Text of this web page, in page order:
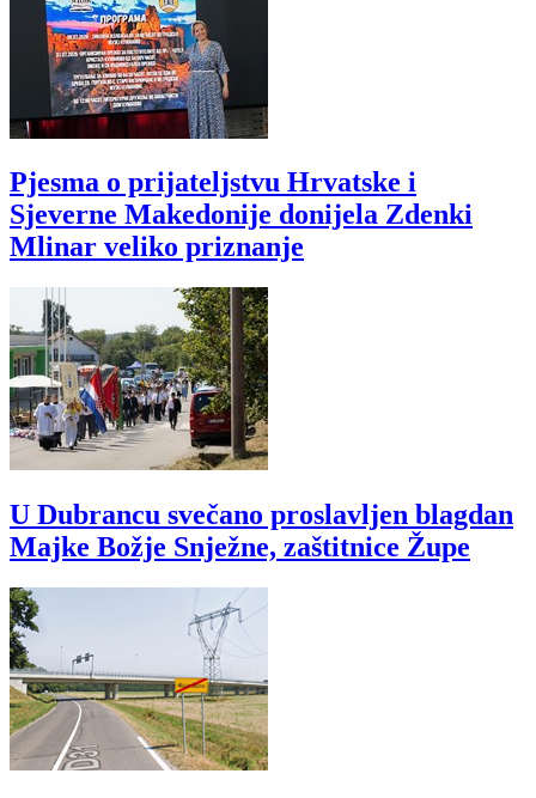
Pjesma o prijateljstvu Hrvatske i
Sjeverne Makedonije donijela Zdenki
Mlinar veliko priznanje
U Dubrancu svečano proslavljen blagdan
Majke Božje Snježne, zaštitnice Župe